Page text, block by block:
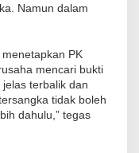
Namun dalam
PK
mencari bukti
terbalik dan
tidak boleh
dahulu,” tegas